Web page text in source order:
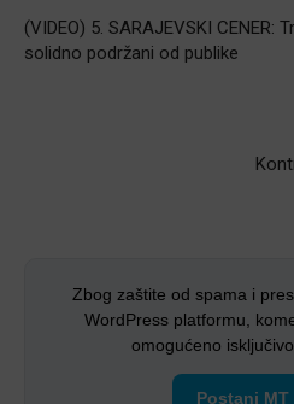
(VIDEO) 5. SARAJEVSKI CENER:
solidno podržani od publike
Zbog zaštite od spama i
WordPress platformu,
omogućeno
Postani MT